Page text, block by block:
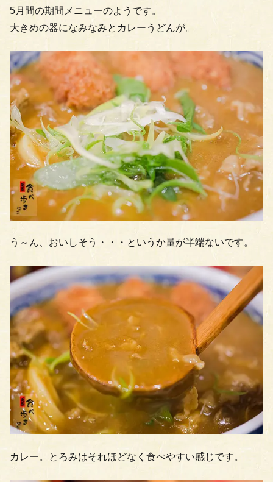
5月間の期間メニューのようです。
大きめの器になみなみとカレーうどんが。
う～ん、おいしそう・・・というか量が半端ないです。
カレー。とろみはそれほどなく食べやすい感じです。